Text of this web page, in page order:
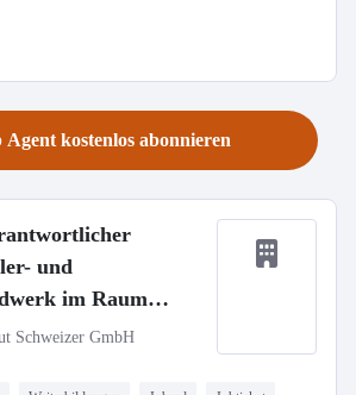
Agent kostenlos abonnieren
und
im Raum
Schweizer GmbH